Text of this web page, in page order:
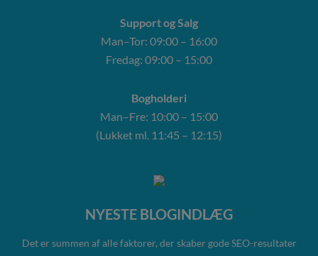
Support og Salg
Man–Tor: 09:00 – 16:00
Fredag: 09:00 – 15:00
Bogholderi
Man–Fre: 10:00 – 15:00
(Lukket ml. 11:45 – 12:15)
NYESTE BLOGINDLÆG
Det er summen af alle faktorer, der skaber gode SEO-resultater